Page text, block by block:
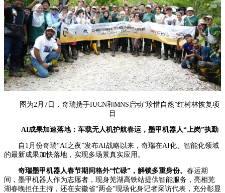
图为2月7日，奇瑞携手IUCN和MNS启动“珍惜自然”红树林恢复项
目
AI成果加速落地：车载无人机护航春运，墨甲机器人“上岗”执勤
自1月份奇瑞“AI之夜”发布AI战略以来，奇瑞在AI化、智能化领域
的最新成果加快落地，实现多场景真实应用。
奇瑞墨甲机器人春节期间格外“忙碌”，解锁多重身份。 春运期
间，墨甲机器人作为志愿者，现身芜湖高铁站提供智能服务，亮相芜
湖春晚担任主持，还在安徽省“两会”现场化身记者采访代表，充分彰显